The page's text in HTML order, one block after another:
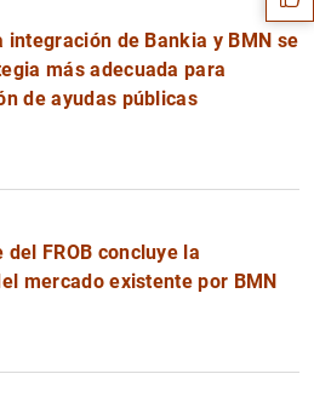
integración de Bankia y BMN se
más adecuada para
de ayudas públicas
FROB concluye la
mercado existente por BMN